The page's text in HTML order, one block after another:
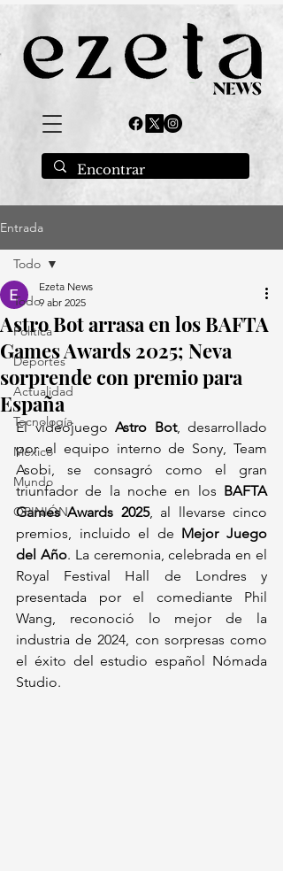
Entrada
Todo
Política
Deportes
Actualidad
Tecnología
México
Mundo
OPINIÓN
Todo
Astro Bot arrasa en los BAFTA
Games Awards 2025; Neva
sorprende con premio para
España
Ezeta News
9 abr 2025
El videojuego Astro Bot, desarrollado
por el equipo interno de Sony, Team
Asobi, se consagró como el gran
triunfador de la noche en los BAFTA
Games Awards 2025, al llevarse cinco
premios, incluido el de Mejor Juego
del Año. La ceremonia, celebrada en el
Royal Festival Hall de Londres y
presentada por el comediante Phil
Wang, reconoció lo mejor de la
industria de 2024, con sorpresas como
el éxito del estudio español Nómada
Studio.